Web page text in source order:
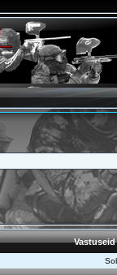
Vastuseid